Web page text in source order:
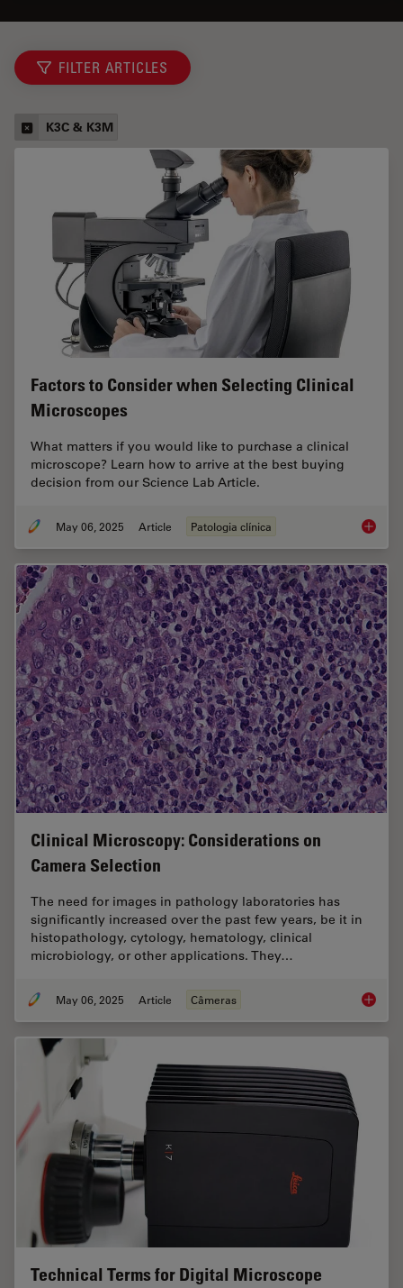
FILTER ARTICLES
K3C & K3M
Factors to Consider when Selecting Clinical
Microscopes
What matters if you would like to purchase a clinical
microscope? Learn how to arrive at the best buying
decision from our Science Lab Article.
May 06, 2025 Article Patologia clínica Factors
Clinical Microscopy: Considerations on
Camera Selection
The need for images in pathology laboratories has
significantly increased over the past few years, be it in
histopathology, cytology, hematology, clinical
microbiology, or other applications. They…
May 06, 2025 Article Câmeras Clinical
Technical Terms for Digital Microscope